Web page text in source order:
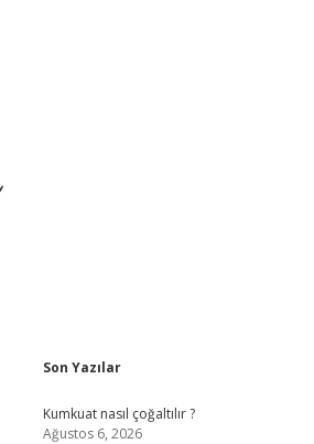
Sidebar
Son Yazılar
Kumkuat nasıl çoğaltılır ?
Ağustos 6, 2026